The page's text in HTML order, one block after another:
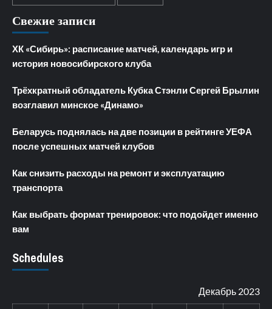
Свежие записи
ХК «Сибирь»: расписание матчей, календарь игр и
история новосибирского клуба
Трёхкратный обладатель Кубка Стэнли Сергей Брылин
возглавил минское «Динамо»
Беларусь поднялась на две позиции в рейтинге УЕФА
после успешных матчей клубов
Как снизить расходы на ремонт и эксплуатацию
транспорта
Как выбрать формат тренировок: что подойдет именно
вам
Schedules
Декабрь 2023